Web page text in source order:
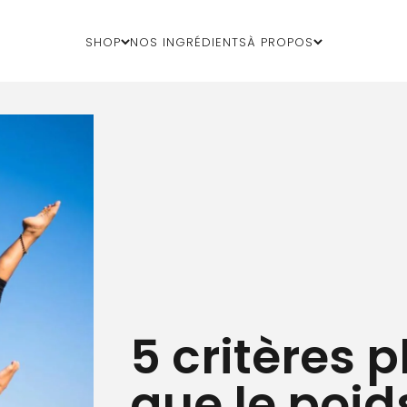
Shop Nos ingrédientsÀ propos
5 critères